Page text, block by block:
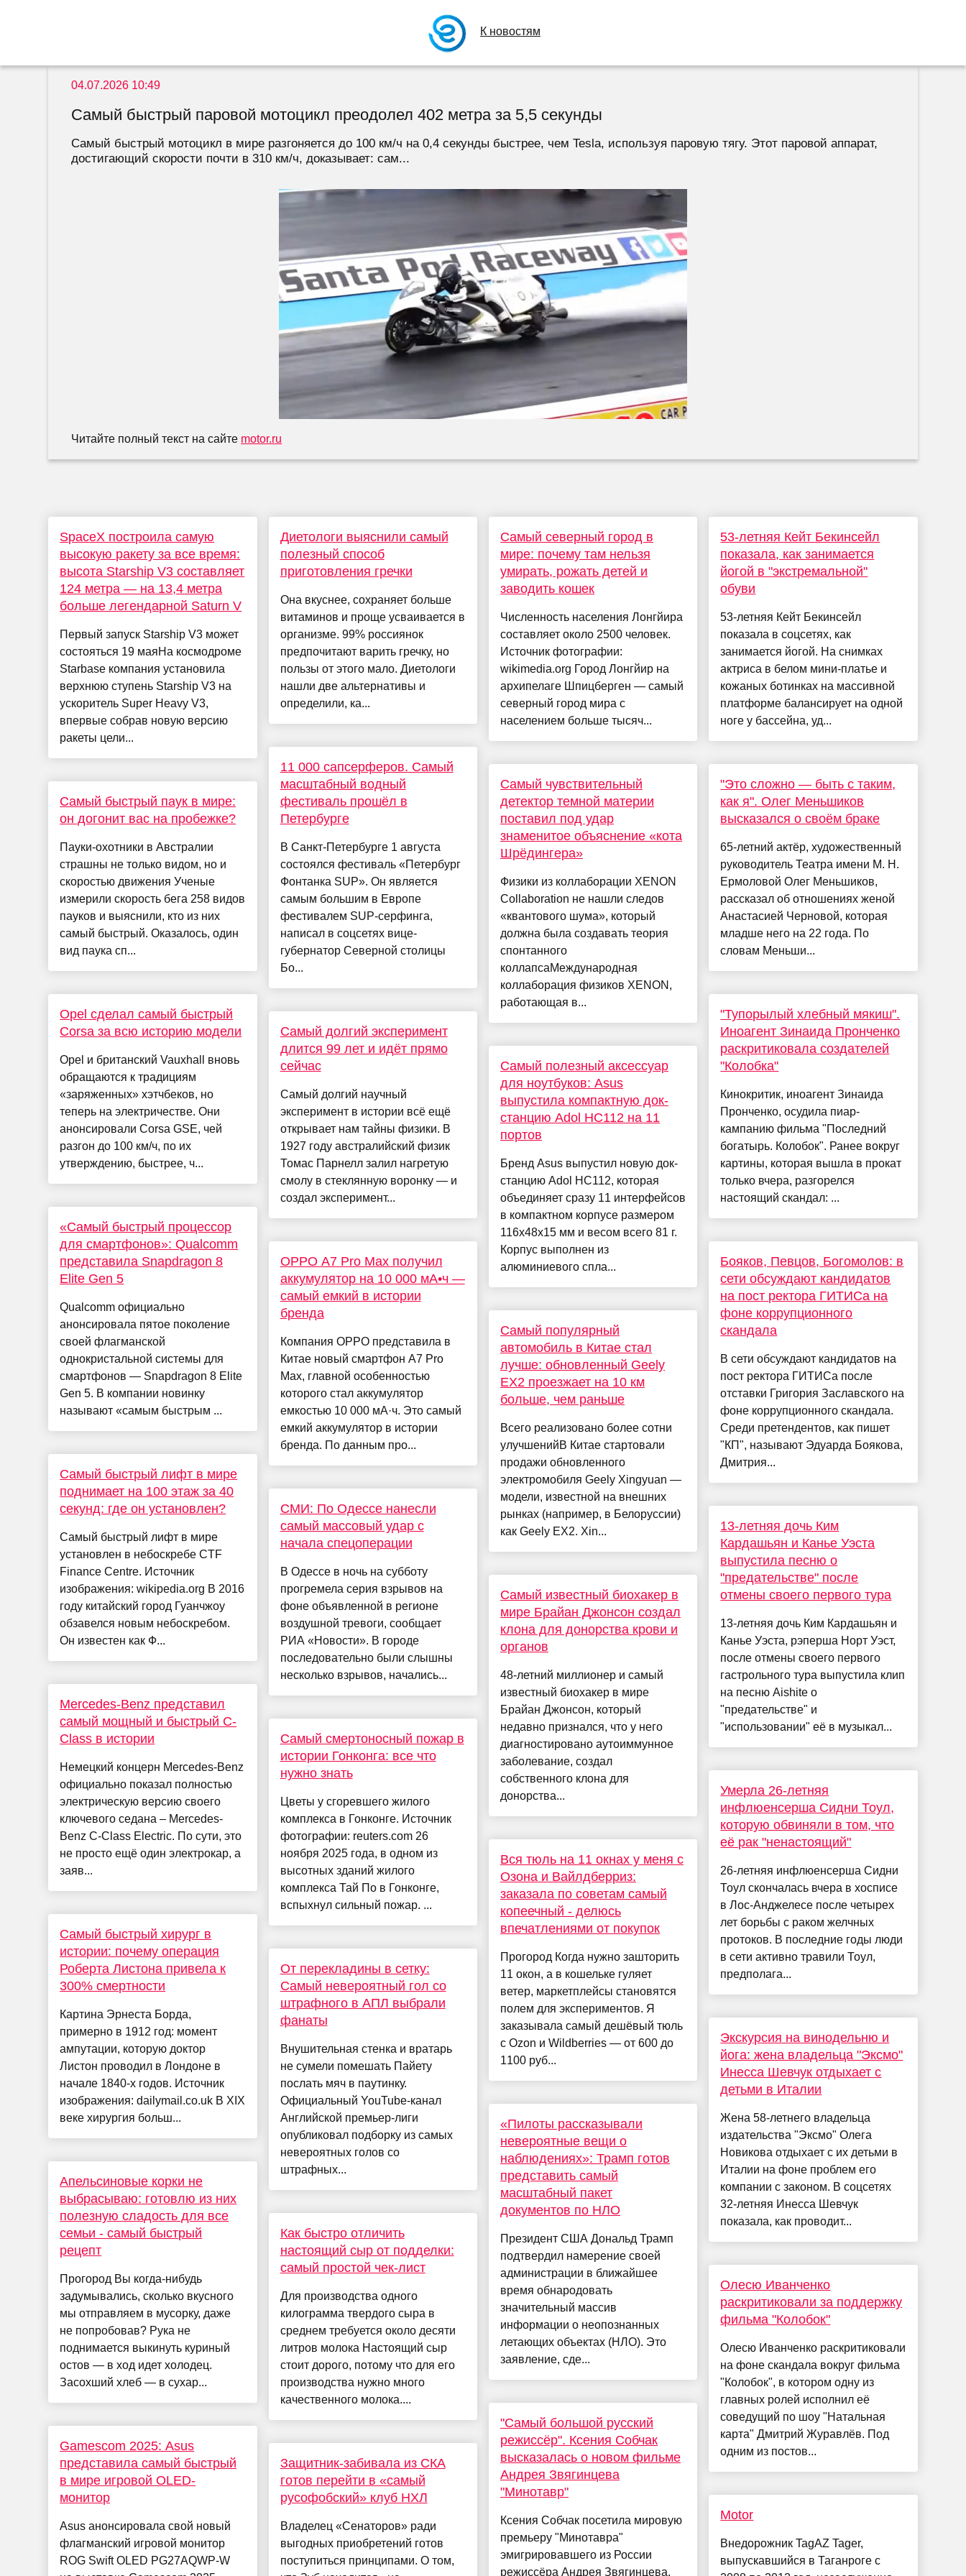
К новостям
04.07.2026 10:49
Самый быстрый паровой мотоцикл преодолел 402 метра за 5,5 секунды
Самый быстрый мотоцикл в мире разгоняется до 100 км/ч на 0,4 секунды быстрее, чем Tesla, используя паровую тягу. Этот паровой аппарат,
достигающий скорости почти в 310 км/ч, доказывает: сам...
Читайте полный текст на сайте motor.ru
SpaceX построила самую
высокую ракету за все время:
высота Starship V3 составляет
124 метра — на 13,4 метра
больше легендарной Saturn V
Первый запуск Starship V3 может
состояться 19 маяНа космодроме
Starbase компания установила
верхнюю ступень Starship V3 на
ускоритель Super Heavy V3,
впервые собрав новую версию
ракеты цели...
Самый быстрый паук в мире:
он догонит вас на пробежке?
Пауки-охотники в Австралии
страшны не только видом, но и
скоростью движения Ученые
измерили скорость бега 258 видов
пауков и выяснили, кто из них
самый быстрый. Оказалось, один
вид паука сп...
Opel сделал самый быстрый
Corsa за всю историю модели
Opel и британский Vauxhall вновь
обращаются к традициям
«заряженных» хэтчбеков, но
теперь на электричестве. Они
анонсировали Corsa GSE, чей
разгон до 100 км/ч, по их
утверждению, быстрее, ч...
«Самый быстрый процессор
для смартфонов»: Qualcomm
представила Snapdragon 8
Elite Gen 5
Qualcomm официально
анонсировала пятое поколение
своей флагманской
однокристальной системы для
смартфонов — Snapdragon 8 Elite
Gen 5. В компании новинку
называют «самым быстрым ...
Самый быстрый лифт в мире
поднимает на 100 этаж за 40
секунд: где он установлен?
Самый быстрый лифт в мире
установлен в небоскребе CTF
Finance Centre. Источник
изображения: wikipedia.org В 2016
году китайский город Гуанчжоу
обзавелся новым небоскребом.
Он известен как Ф...
Mercedes-Benz представил
самый мощный и быстрый C-
Class в истории
Немецкий концерн Mercedes-Benz
официально показал полностью
электрическую версию своего
ключевого седана – Mercedes-
Benz C-Class Electric. По сути, это
не просто ещё один электрокар, а
заяв...
Самый быстрый хирург в
истории: почему операция
Роберта Листона привела к
300% смертности
Картина Эрнеста Борда,
примерно в 1912 год: момент
ампутации, которую доктор
Листон проводил в Лондоне в
начале 1840-х годов. Источник
изображения: dailymail.co.uk В XIX
веке хирургия больш...
Апельсиновые корки не
выбрасываю: готовлю из них
полезную сладость для все
семьи - самый быстрый
рецепт
Прогород Вы когда-нибудь
задумывались, сколько вкусного
мы отправляем в мусорку, даже
не попробовав? Рука не
поднимается выкинуть куриный
остов — в ход идет холодец.
Засохший хлеб — в сухар...
Gamescom 2025: Asus
представила самый быстрый
в мире игровой OLED-
монитор
Asus анонсировала свой новый
флагманский игровой монитор
ROG Swift OLED PG27AQWP-W
Диетологи выяснили самый
полезный способ
приготовления гречки
Она вкуснее, сохраняет больше
витаминов и проще усваивается в
организме. 99% россиянок
предпочитают варить гречку, но
пользы от этого мало. Диетологи
нашли две альтернативы и
определили, ка...
11 000 сапсерферов. Самый
масштабный водный
фестиваль прошёл в
Петербурге
В Санкт-Петербурге 1 августа
состоялся фестиваль «Петербург
Фонтанка SUP». Он является
самым большим в Европе
фестивалем SUP-серфинга,
написал в соцсетях вице-
губернатор Северной столицы
Бо...
Самый долгий эксперимент
длится 99 лет и идёт прямо
сейчас
Самый долгий научный
эксперимент в истории всё ещё
открывает нам тайны физики. В
1927 году австралийский физик
Томас Парнелл залил нагретую
смолу в стеклянную воронку — и
создал эксперимент...
OPPO A7 Pro Max получил
аккумулятор на 10 000 мА•ч —
самый емкий в истории
бренда
Компания OPPO представила в
Китае новый смартфон A7 Pro
Max, главной особенностью
которого стал аккумулятор
емкостью 10 000 мА·ч. Это самый
емкий аккумулятор в истории
бренда. По данным про...
СМИ: По Одессе нанесли
самый массовый удар с
начала спецоперации
В Одессе в ночь на субботу
прогремела серия взрывов на
фоне объявленной в регионе
воздушной тревоги, сообщает
РИА «Новости». В городе
последовательно были слышны
несколько взрывов, начались...
Самый смертоносный пожар в
истории Гонконга: все что
нужно знать
Цветы у сгоревшего жилого
комплекса в Гонконге. Источник
фотографии: reuters.com 26
ноября 2025 года, в одном из
высотных зданий жилого
комплекса Тай По в Гонконге,
вспыхнул сильный пожар. ...
От перекладины в сетку:
Самый невероятный гол со
штрафного в АПЛ выбрали
фанаты
Внушительная стенка и вратарь
не сумели помешать Пайету
послать мяч в паутинку.
Официальный YouTube-канал
Английской премьер-лиги
опубликовал подборку из самых
невероятных голов со
штрафных...
Как быстро отличить
настоящий сыр от подделки:
самый простой чек-лист
Для производства одного
килограмма твердого сыра в
среднем требуется около десяти
литров молока Настоящий сыр
стоит дорого, потому что для его
производства нужно много
качественного молока....
Защитник-забивала из СКА
готов перейти в «самый
русофобский» клуб НХЛ
Владелец «Сенаторов» ради
выгодных приобретений готов
поступиться принципами. О том,
Самый северный город в
мире: почему там нельзя
умирать, рожать детей и
заводить кошек
Численность населения Лонгйира
составляет около 2500 человек.
Источник фотографии:
wikimedia.org Город Лонгйир на
архипелаге Шпицберген — самый
северный город мира с
населением больше тысяч...
Самый чувствительный
детектор темной материи
поставил под удар
знаменитое объяснение «кота
Шрёдингера»
Физики из коллаборации XENON
Collaboration не нашли следов
«квантового шума», который
должна была создавать теория
спонтанного
коллапсаМеждународная
коллаборация физиков XENON,
работающая в...
Самый полезный аксессуар
для ноутбуков: Asus
выпустила компактную док-
станцию Adol HC112 на 11
портов
Бренд Asus выпустил новую док-
станцию Adol HC112, которая
объединяет сразу 11 интерфейсов
в компактном корпусе размером
116х48х15 мм и весом всего 81 г.
Корпус выполнен из
алюминиевого спла...
Самый популярный
автомобиль в Китае стал
лучше: обновленный Geely
EX2 проезжает на 10 км
больше, чем раньше
Всего реализовано более сотни
улучшенийВ Китае стартовали
продажи обновленного
электромобиля Geely Xingyuan —
модели, известной на внешних
рынках (например, в Белоруссии)
как Geely EX2. Xin...
Самый известный биохакер в
мире Брайан Джонсон создал
клона для донорства крови и
органов
48-летний миллионер и самый
известный биохакер в мире
Брайан Джонсон, который
недавно признался, что у него
диагностировано аутоиммунное
заболевание, создал
собственного клона для
донорства...
Вся тюль на 11 окнах у меня с
Озона и Вайлдберриз:
заказала по советам самый
копеечный - делюсь
впечатлениями от покупок
Прогород Когда нужно зашторить
11 окон, а в кошельке гуляет
ветер, маркетплейсы становятся
полем для экспериментов. Я
заказывала самый дешёвый тюль
с Ozon и Wildberries — от 600 до
1100 руб...
«Пилоты рассказывали
невероятные вещи о
наблюдениях»: Трамп готов
представить самый
масштабный пакет
документов по НЛО
Президент США Дональд Трамп
подтвердил намерение своей
администрации в ближайшее
время обнародовать
значительный массив
информации о неопознанных
летающих объектах (НЛО). Это
заявление, сде...
"Самый большой русский
режиссёр". Ксения Собчак
высказалась о новом фильме
Андрея Звягинцева
"Минотавр"
Ксения Собчак посетила мировую
премьеру "Минотавра"
эмигрировавшего из России
режиссёра Андрея Звягинцева,
53-летняя Кейт Бекинсейл
показала, как занимается
йогой в "экстремальной"
обуви
53-летняя Кейт Бекинсейл
показала в соцсетях, как
занимается йогой. На снимках
актриса в белом мини-платье и
кожаных ботинках на массивной
платформе балансирует на одной
ноге у бассейна, уд...
"Это сложно — быть с таким,
как я". Олег Меньшиков
высказался о своём браке
65-летний актёр, художественный
руководитель Театра имени М. Н.
Ермоловой Олег Меньшиков,
рассказал об отношениях женой
Анастасией Черновой, которая
младше него на 22 года. По
словам Меньши...
"Тупорылый хлебный мякиш".
Иноагент Зинаида Пронченко
раскритиковала создателей
"Колобка"
Кинокритик, иноагент Зинаида
Пронченко, осудила пиар-
кампанию фильма "Последний
богатырь. Колобок". Ранее вокруг
картины, которая вышла в прокат
только вчера, разгорелся
настоящий скандал: ...
Бояков, Певцов, Богомолов: в
сети обсуждают кандидатов
на пост ректора ГИТИСа на
фоне коррупционного
скандала
В сети обсуждают кандидатов на
пост ректора ГИТИСа после
отставки Григория Заславского на
фоне коррупционного скандала.
Среди претендентов, как пишет
"КП", называют Эдуарда Боякова,
Дмитрия...
13-летняя дочь Ким
Кардашьян и Канье Уэста
выпустила песню о
"предательстве" после
отмены своего первого тура
13-летняя дочь Ким Кардашьян и
Канье Уэста, рэперша Норт Уэст,
после отмены своего первого
гастрольного тура выпустила клип
на песню Aishite о
"предательстве" и
"использовании" её в музыкал...
Умерла 26-летняя
инфлюенсерша Сидни Тоул,
которую обвиняли в том, что
её рак "ненастоящий"
26-летняя инфлюенсерша Сидни
Тоул скончалась вчера в хосписе
в Лос-Анджелесе после четырех
лет борьбы с раком желчных
протоков. В последние годы люди
в сети активно травили Тоул,
предполага...
Экскурсия на винодельню и
йога: жена владельца "Эксмо"
Инесса Шевчук отдыхает с
детьми в Италии
Жена 58-летнего владельца
издательства "Эксмо" Олега
Новикова отдыхает с их детьми в
Италии на фоне проблем его
компании с законом. В соцсетях
32-летняя Инесса Шевчук
показала, как проводит...
Олесю Иванченко
раскритиковали за поддержку
фильма "Колобок"
Олесю Иванченко раскритиковали
на фоне скандала вокруг фильма
"Колобок", в котором одну из
главных ролей исполнил её
соведущий по шоу "Натальная
карта" Дмитрий Журавлёв. Под
одним из постов...
Motor
Внедорожник TagAZ Tager,
выпускавшийся в Таганроге с